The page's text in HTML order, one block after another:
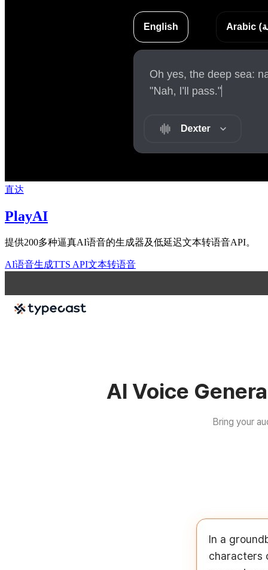
直达
PlayAI
提供200多种逼真AI语音的生成器及低延迟文本转语音API。
AI语音生成TTS API文本转语音